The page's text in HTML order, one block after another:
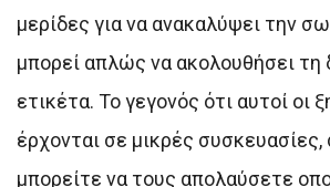
μερίδες για να ανακαλύψει την
μπορεί απλώς να ακολουθήσει τη
ετικέτα. Το γεγονός ότι αυτοί οι
έρχονται σε μικρές συσκευασίες,
μπορείτε να τους απολαύσετε